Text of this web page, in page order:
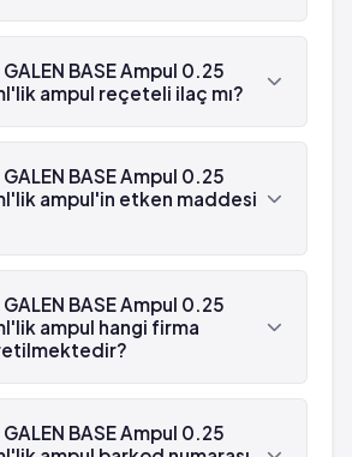
yapamama
ait kan akımında azalma
üşüme
engellenmesi
sonucu keton cisimlerinin
BASE Ampul 0.25
ampul reçeteli ilaç mı?
- GALEN BASE Ampul 0.25
ampul beyaz reçetelidir.
BASE Ampul 0.25
ampul'in etken maddesi
BASE Ampul 0.25 mg/ml 10x1
maddesi Adrenalin 'dür.
BASE Ampul 0.25
ampul hangi firma
BASE Ampul 0.25 mg/ml 10x1
tarafından üretilmektedir.
BASE Ampul 0.25